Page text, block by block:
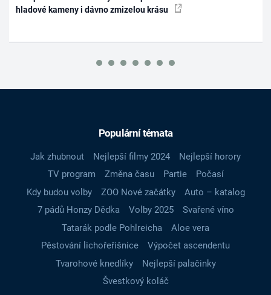
hladové kameny i dávno zmizelou krásu
Populární témata
Jak zhubnout Nejlepší filmy 2024
Nejlepší horory
TV program
Změna času Partie
Počasí
Kdy budou volby
ZOO Nové začátky
Auto – katalog
7 pádů Honzy Dědka
Volby 2025
Svařené víno
Tatarák podle Pohlreicha
Aloe vera
Pěstování lichořeřišnice
Výpočet ascendentu
Tvarohové knedlíky
Nejlepší palačinky
Švestkový koláč